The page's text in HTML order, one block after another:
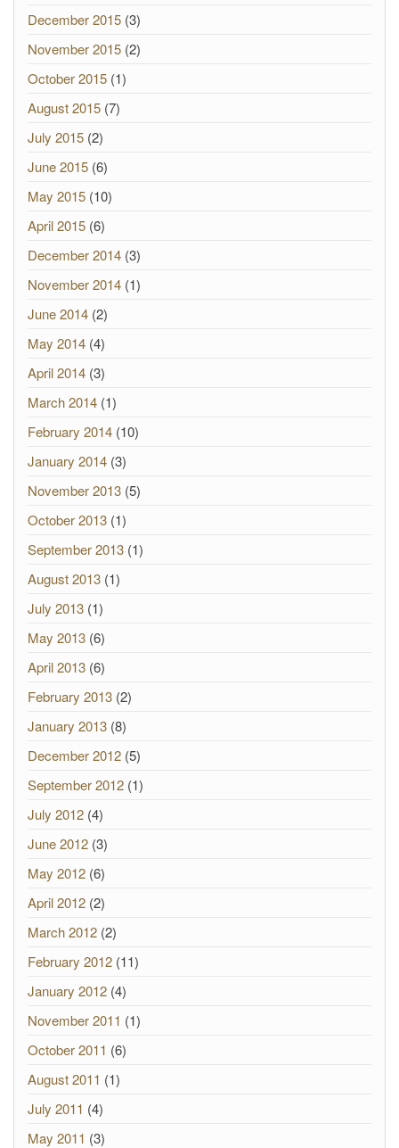
December 2015 (3)
November 2015 (2)
October 2015 (1)
August 2015 (7)
July 2015 (2)
June 2015 (6)
May 2015 (10)
April 2015 (6)
December 2014 (3)
November 2014 (1)
June 2014 (2)
May 2014 (4)
April 2014 (3)
March 2014 (1)
February 2014 (10)
January 2014 (3)
November 2013 (5)
October 2013 (1)
September 2013 (1)
August 2013 (1)
July 2013 (1)
May 2013 (6)
April 2013 (6)
February 2013 (2)
January 2013 (8)
December 2012 (5)
September 2012 (1)
July 2012 (4)
June 2012 (3)
May 2012 (6)
April 2012 (2)
March 2012 (2)
February 2012 (11)
January 2012 (4)
November 2011 (1)
October 2011 (6)
August 2011 (1)
July 2011 (4)
May 2011 (3)